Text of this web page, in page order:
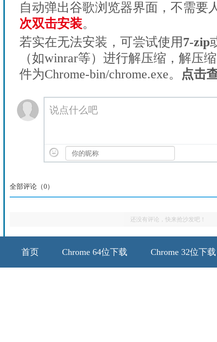
自动弹出谷歌浏览器界面，不需要
次双击安装。
若实在无法安装，可尝试使用7-zip
（如winrar等）进行解压缩，解压
件为Chrome-bin/chrome.exe。
点击
说点什么吧
全部评论（0）
还没有评论，快来抢沙发吧！
首页 Chrome 64位下载 Chrome 32位下载